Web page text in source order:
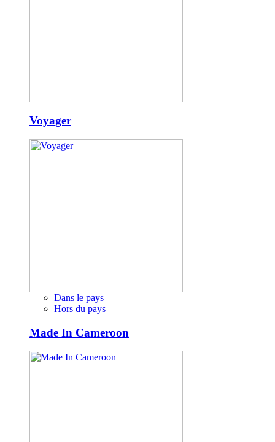
Voyager
Dans le pays
Hors du pays
Made In Cameroon